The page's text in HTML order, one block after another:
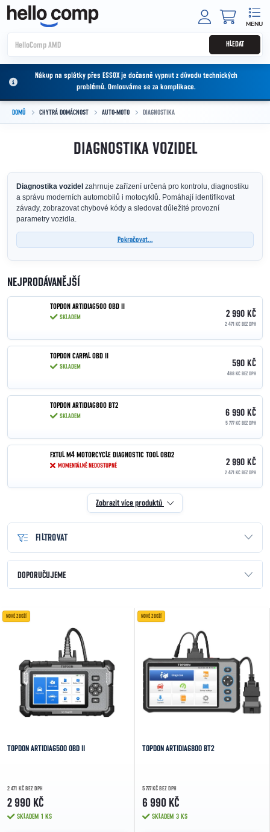
Přejít na obsah
HLEDAT
Nákup na splátky přes ESSOX je dočasně vypnut z důvodu technických
problémů. Omlouváme se za komplikace.
DOMŮ CHYTRÁ DOMÁCNOST AUTO-MOTO DIAGNOSTIKA
DIAGNOSTIKA VOZIDEL
Diagnostika vozidel zahrnuje zařízení určená pro kontrolu, diagnostiku
a správu moderních automobilů i motocyklů. Pomáhají identifikovat
závady, zobrazovat chybové kódy a sledovat důležité provozní
parametry vozidla.
Pokračovat...
NEJPRODÁVANĚJŠÍ
TOPDON ARTIDIAG500 OBD II
SKLADEM 2 990 KČ
2 471 KČ BEZ DPH
TOPDON CARPAL OBD II
SKLADEM 590 KČ
488 KČ BEZ DPH
TOPDON ARTIDIAG800 BT2
SKLADEM 6 990 KČ
5 777 KČ BEZ DPH
FXTUL M4 MOTORCYCLE DIAGNOSTIC TOOL OBD2
MOMENTÁLNĚ NEDOSTUPNÉ 2 990 KČ
2 471 KČ BEZ DPH
Zobrazit více produktů
FILTROVAT
Řazení produktů
DOPORUČUJEME
NEJPRODÁVANĚJŠÍ
ABECEDNĚ
Výpis produktů
NOVÉ ZBOŽÍ
TOPDON ARTIDIAG500 OBD II
2 471 KČ BEZ DPH
2 990 KČ
SKLADEM 1 KS
NOVÉ ZBOŽÍ
TOPDON ARTIDIAG800 BT2
5 777 KČ BEZ DPH
6 990 KČ
SKLADEM 3 KS